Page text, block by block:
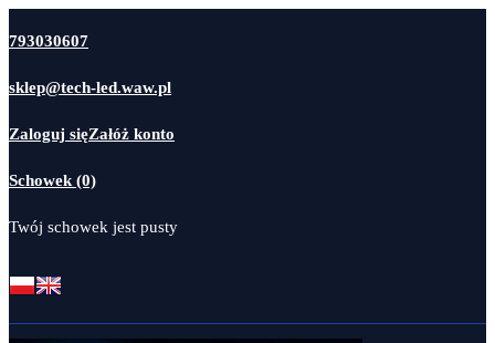
793030607
sklep@tech-led.waw.pl
Zaloguj sięZałóż konto
Schowek (0)
Twój schowek jest pusty